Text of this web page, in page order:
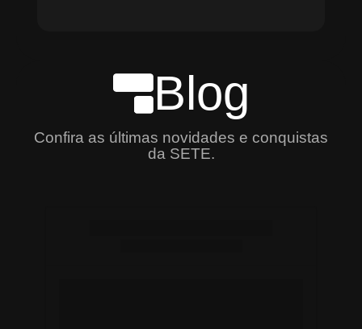
Blog
Confira as últimas novidades e conquistas
da SETE.